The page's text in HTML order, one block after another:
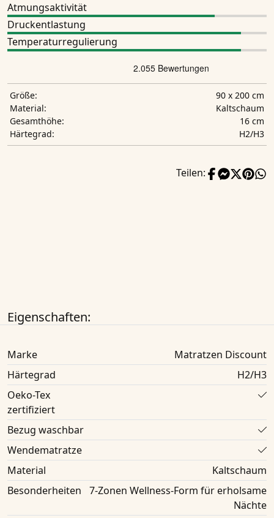
Atmungsaktivität
Druckentlastung
Temperaturregulierung
Größe:
90 x 200 cm
Material:
Kaltschaum
Gesamthöhe:
16 cm
Härtegrad:
H2/H3
Teilen:
Eigenschaften:
Marke
Matratzen Discount
Härtegrad
H2/H3
Oeko-Tex
zertifiziert
Bezug waschbar
Wendematratze
Material
Kaltschaum
Besonderheiten
7-Zonen Wellness-Form für erholsame
Nächte